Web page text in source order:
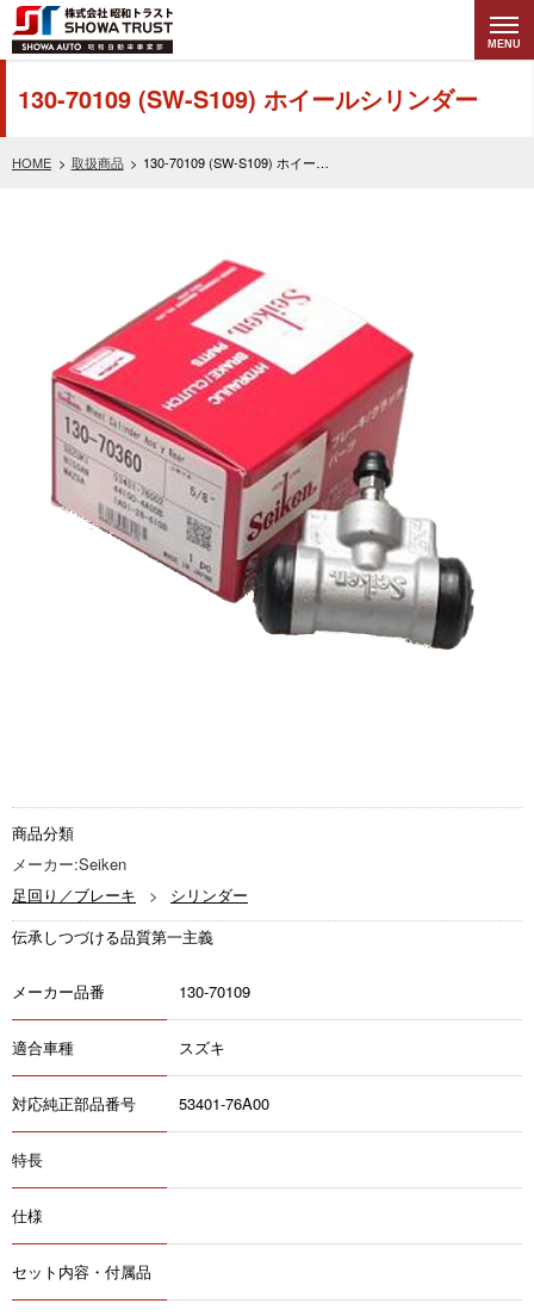
株式会社昭和トラ
スト (SHOWA
MENU
HOME 取扱商品 130-70109 (SW-S109) ホイールシリンダー
130-70109 (SW-S109) ホイールシリンダー
商品分類
メーカー:Seiken
足回り／ブレーキ
シリンダー
伝承しつづける品質第一主義
メーカー品番 130-70109
適合車種 スズキ
対応純正部品番号 53401-76A00
特長
仕様
セット内容・付属品